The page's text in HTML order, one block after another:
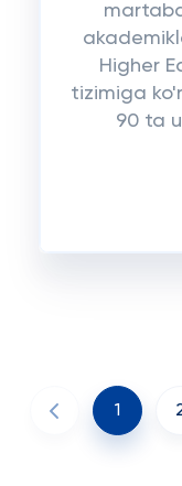
Higher
tizimiga
90 ta
1